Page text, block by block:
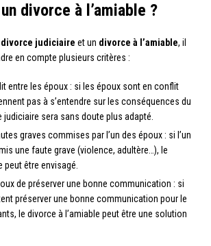
divorce à l’amiable ?
divorce judiciaire et un divorce à l’amiable, il
en compte plusieurs critères :
entre les époux : si les époux sont en conflit
pas à s’entendre sur les conséquences du
judiciaire sera sans doute plus adapté.
graves commises par l’un des époux : si l’un
une faute grave (violence, adultère…), le
être envisagé.
de préserver une bonne communication : si
préserver une bonne communication pour le
le divorce à l’amiable peut être une solution